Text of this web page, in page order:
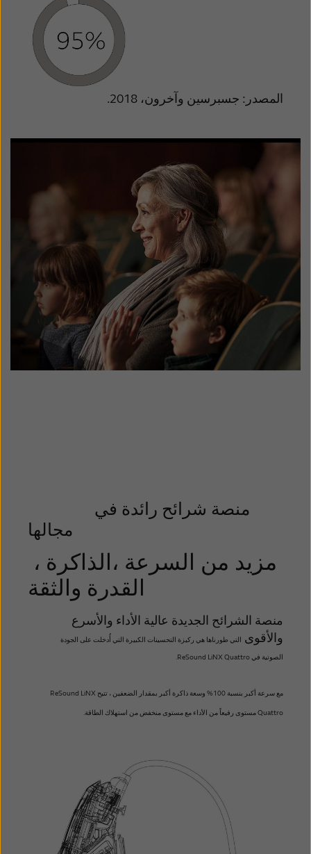
المصدر: جسبرسين وآخرون، 2018.
مجالها
مزيد من السرعة ،الذاكرة ،
منصة الشرائح الجديدة عالية الأداء والأسرع
والأقوى التي طورناها هي ركيزة التحسينات الكبيرة التي أُدخلت على الجودة
الصوتية في ReSound LiNX Quattro.
مع سرعة أكبر بنسبة 100% وسعة ذاكرة أكبر بمقدار الضعفين ، تتيح ReSound LiNX
Quattro مستوى رفيعاً من الأداء مع مستوى منخفض من استهلاك الطاقة.